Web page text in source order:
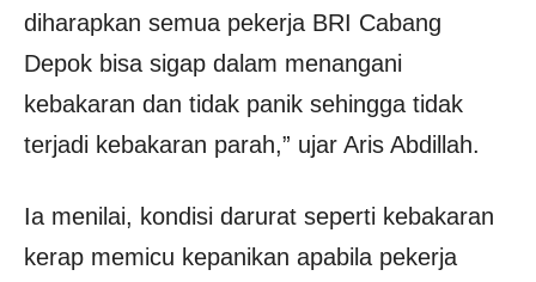
diharapkan semua pekerja BRI Cabang
Depok bisa sigap dalam menangani
kebakaran dan tidak panik sehingga tidak
terjadi kebakaran parah,” ujar Aris Abdillah.
Ia menilai, kondisi darurat seperti kebakaran
kerap memicu kepanikan apabila pekerja